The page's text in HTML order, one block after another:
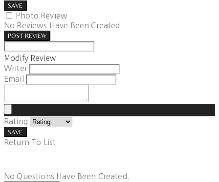
SAVE
Photo Review
No Reviews Have Been Created.
POST REVIEW
Modify Review
Writer
Email
Rating
SAVE
Return To List
No Questions Have Been Created.